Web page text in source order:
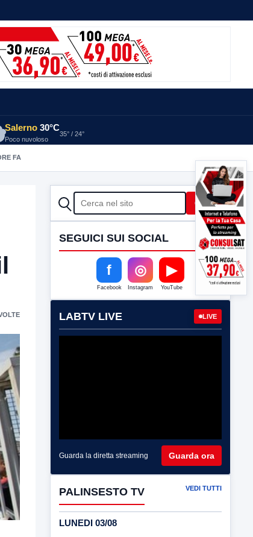
Salerno 30°C
Poco nuvoloso
35° / 24°
FA
CERCA Cerca
SEGUICI SUI SOCIAL
f
Facebook
◎
Instagram
▶
YouTube
LABTV LIVE LIVE
Guarda la diretta streaming Guarda ora
PALINSESTO TV VEDI TUTTI
LUNEDI 03/08